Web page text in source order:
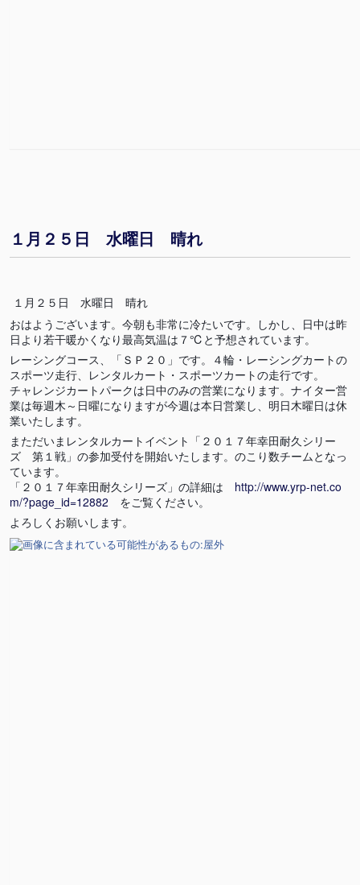
１月２５日 水曜日 晴れ
１月２５日 水曜日 晴れ
おはようございます。今朝も非常に冷たいです。しかし、日中は昨
日より若干暖かくなり最高気温は７℃と予想されています。
レーシングコース、「ＳＰ２０」です。４輪・レーシングカートの
スポーツ走行、レンタルカート・スポーツカートの走行です。
チャレンジカートパークは日中のみの営業になります。ナイター営
業は毎週木～日曜になりますが今週は本日営業し、明日木曜日は休
業いたします。
まただいまレンタルカートイベント「２０１７年幸田耐久シリー
ズ 第１戦」の参加受付を開始いたします。のこり数チームとなっ
ています。
「２０１７年幸田耐久シリーズ」の詳細は http://www.yrp-net.co
m/?page_id=12882 をご覧ください。
よろしくお願いします。